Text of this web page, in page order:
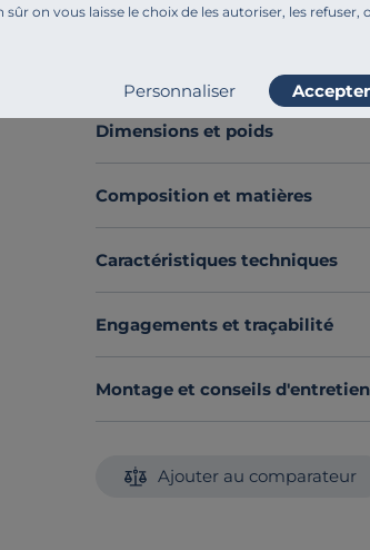
sûr on vous laisse le choix de les autoriser, les refuser,
Personnaliser
Découvrez toute notre sélection :
Dimensions et poids
Composition et matières
Caractéristiques techniques
Engagements et traçabilité
Montage et conseils d'entretien
Ajouter au comparateur